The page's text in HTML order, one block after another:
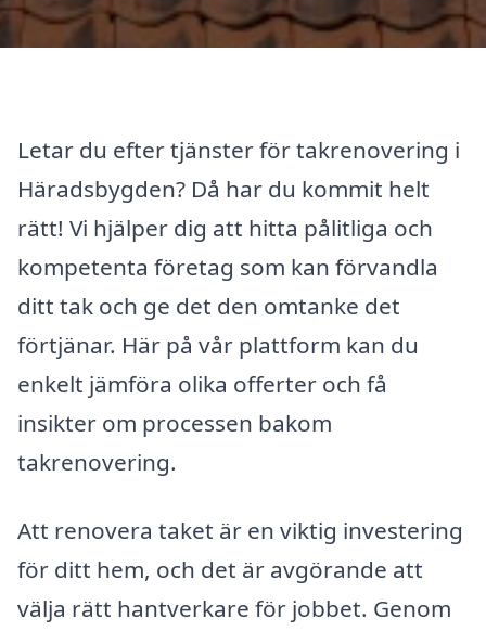
Letar du efter tjänster för takrenovering i
Häradsbygden? Då har du kommit helt
rätt! Vi hjälper dig att hitta pålitliga och
kompetenta företag som kan förvandla
ditt tak och ge det den omtanke det
förtjänar. Här på vår plattform kan du
enkelt jämföra olika offerter och få
insikter om processen bakom
takrenovering.
Att renovera taket är en viktig investering
för ditt hem, och det är avgörande att
välja rätt hantverkare för jobbet. Genom